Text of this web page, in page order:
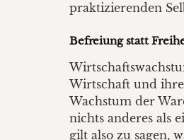
praktizierenden
Befreiung statt
Wirtschaft und
Wachstum der
nichts anderes als
gilt also zu sagen,